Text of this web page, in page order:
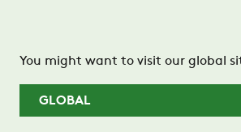
You might want to visit our global
GLOBAL